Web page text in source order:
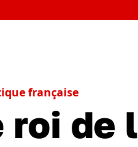
française
roi de